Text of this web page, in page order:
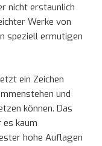
nicht erstaunlich
Werke von
speziell ermutigen
ein Zeichen
und
können. Das
kaum
hohe Auflagen